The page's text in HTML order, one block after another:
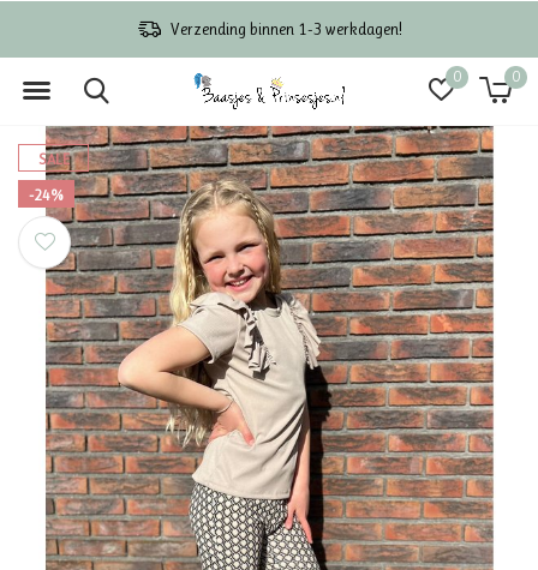
0 0
Verzending binnen 1-3 werkdagen!
SALE
-24%